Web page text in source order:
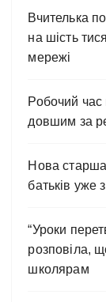
Вчителька
на шість
мережі
Робочий час
довшим за
Нова старша
батьків уже
“Уроки
розповіла,
школярам